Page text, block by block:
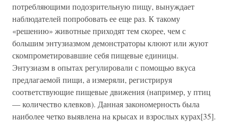
потребляющими подозрительную пищу, вынуждает
наблюдателей попробовать ее еще раз. К такому
«решению» животные приходят тем скорее, чем с
большим энтузиазмом демонстраторы клюют или жуют
скомпрометировавшие себя пищевые единицы.
Энтузиазм в опытах регулировали с помощью вкуса
предлагаемой пищи, а измеряли, регистрируя
соответствующие пищевые движения (например, у птиц
— количество клевков). Данная закономерность была
наиболее четко выявлена на крысах и взрослых курах[35].